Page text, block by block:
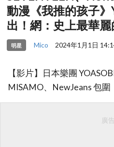
動漫《我推的孩子
出！網：史上最華
明星 Mico 2024年1月1日
【影片】日本樂團
MISAMO、NewJeans 包圍
廣告